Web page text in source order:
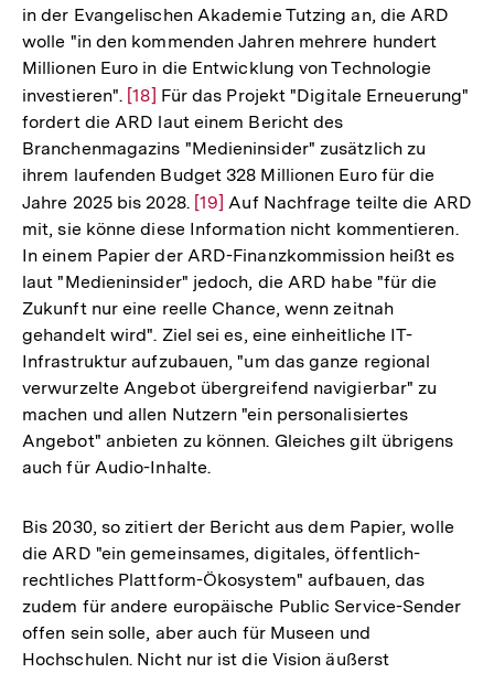
in der Evangelischen Akademie Tutzing an, die ARD
wolle "in den kommenden Jahren mehrere hundert
Millionen Euro in die Entwicklung von Technologie
investieren". Zur
Auflösung
der
Fußnote
[18] Für das Projekt "Digitale Erneuerung"
fordert die ARD laut einem Bericht des
Branchenmagazins "Medieninsider" zusätzlich zu
ihrem laufenden Budget 328 Millionen Euro für die
Jahre 2025 bis 2028. Zur
Auflösung
der
Fußnote
[19] Auf Nachfrage teilte die ARD
mit, sie könne diese Information nicht kommentieren.
In einem Papier der ARD-Finanzkommission heißt es
laut "Medieninsider" jedoch, die ARD habe "für die
Zukunft nur eine reelle Chance, wenn zeitnah
gehandelt wird". Ziel sei es, eine einheitliche IT-
Infrastruktur aufzubauen, "um das ganze regional
verwurzelte Angebot übergreifend navigierbar" zu
machen und allen Nutzern "ein personalisiertes
Angebot" anbieten zu können. Gleiches gilt übrigens
auch für Audio-Inhalte.
Bis 2030, so zitiert der Bericht aus dem Papier, wolle
die ARD "ein gemeinsames, digitales, öffentlich-
rechtliches Plattform-Ökosystem" aufbauen, das
zudem für andere europäische Public Service-Sender
offen sein solle, aber auch für Museen und
Hochschulen. Nicht nur ist die Vision äußerst